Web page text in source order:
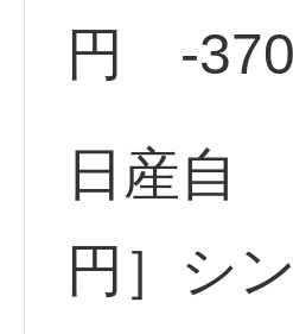
円 -370
日産自
円］シ